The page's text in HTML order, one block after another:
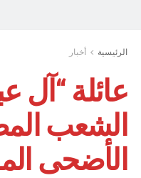
الرئيسية أخبار
عائلة “آل
الشعب
الأضحى